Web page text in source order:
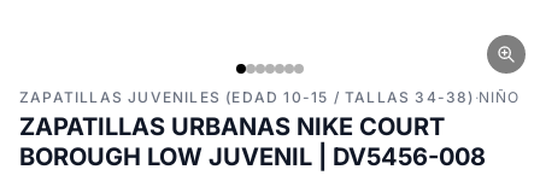
ZAPATILLAS JUVENILES (EDAD 10-15 / TALLAS 34-38) ·NIÑO
ZAPATILLAS URBANAS NIKE COURT
BOROUGH LOW JUVENIL | DV5456-008